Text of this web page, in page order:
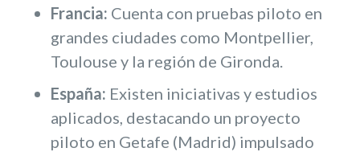
Francia: Cuenta con pruebas piloto en
grandes ciudades como Montpellier,
Toulouse y la región de Gironda.
España: Existen iniciativas y estudios
aplicados, destacando un proyecto
piloto en Getafe (Madrid) impulsado